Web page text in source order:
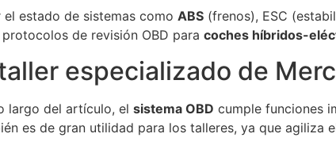
estado de sistemas como ABS (frenos), ESC
de revisión OBD para coches híbridos-
especializado de
largo del artículo, el sistema OBD cumple funciones
es de gran utilidad para los talleres, ya que